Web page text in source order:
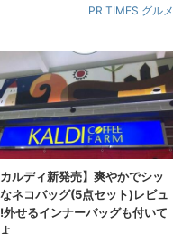
PR TIMES グルメ